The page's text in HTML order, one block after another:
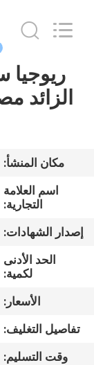
بيت
أشرطة
فيديو
معلومات
في
المعمل
Instruments
Reserved.ريوجيا
الزائد
مكان المنشأ:
اسم العلامة
التجارية:
إصدار الشهادات:
الحد الأدنى
لكمية:
الأسعار:
تفاصيل التغليف:
وقت التسليم: